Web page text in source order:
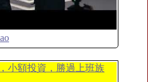
小額投資，勝過上班族